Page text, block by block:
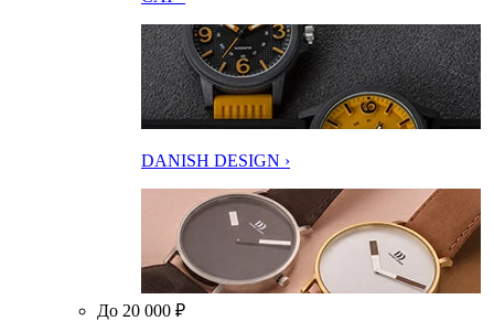
DANISH DESIGN ›
До 20 000 ₽